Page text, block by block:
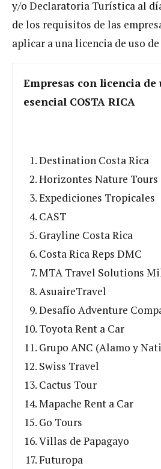
y/o Declaratoria Turística al
de los requisitos de las
aplicar a una licencia de uso de
Empresas con licencia de
esencial COSTA RICA
Destination Costa Rica
Horizontes Nature Tours
Expediciones Tropicales
CAST
Grayline Costa Rica
Costa Rica Reps DMC
MTA Travel Solutions
AsuaireTravel
Desafío Adventure
Toyota Rent a Car
Grupo ANC (Alamo y
Swiss Travel
Cactus Tour
Mapache Rent a Car
Go Tours
Villas de Papagayo
Futuropa